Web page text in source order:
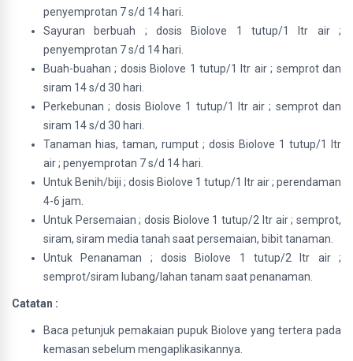
penyemprotan 7 s/d 14 hari.
Sayuran berbuah ; dosis Biolove 1 tutup/1 ltr air ;
penyemprotan 7 s/d 14 hari.
Buah-buahan ; dosis Biolove 1 tutup/1 ltr air ; semprot dan
siram 14 s/d 30 hari.
Perkebunan ; dosis Biolove 1 tutup/1 ltr air ; semprot dan
siram 14 s/d 30 hari.
Tanaman hias, taman, rumput ; dosis Biolove 1 tutup/1 ltr
air ; penyemprotan 7 s/d 14 hari.
Untuk Benih/biji ; dosis Biolove 1 tutup/1 ltr air ; perendaman
4-6 jam.
Untuk Persemaian ; dosis Biolove 1 tutup/2 ltr air ; semprot,
siram, siram media tanah saat persemaian, bibit tanaman.
Untuk Penanaman ; dosis Biolove 1 tutup/2 ltr air ;
semprot/siram lubang/lahan tanam saat penanaman.
Catatan :
Baca petunjuk pemakaian pupuk Biolove yang tertera pada
kemasan sebelum mengaplikasikannya.